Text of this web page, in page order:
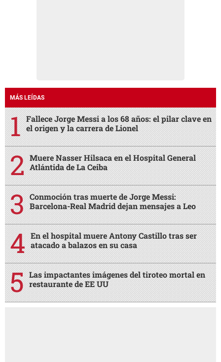
MÁS LEÍDAS
Fallece Jorge Messi a los 68 años: el pilar clave en
el origen y la carrera de Lionel
Muere Nasser Hilsaca en el Hospital General
Atlántida de La Ceiba
Conmoción tras muerte de Jorge Messi:
Barcelona-Real Madrid dejan mensajes a Leo
En el hospital muere Antony Castillo tras ser
atacado a balazos en su casa
Las impactantes imágenes del tiroteo mortal en
restaurante de EE UU